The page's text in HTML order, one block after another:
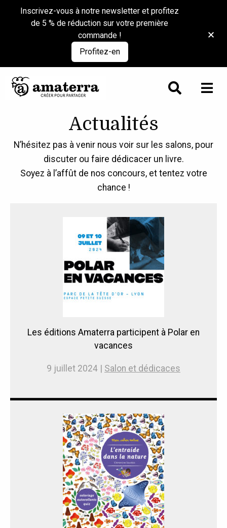
Actualités
N’hésitez pas à venir nous voir sur les salons, pour
discuter ou faire dédicacer un livre.
Soyez à l’affût de nos concours, et tentez votre
chance !
Les éditions Amaterra participent à Polar en
vacances
9 juillet 2024 | Salon et dédicaces
Inscrivez-vous à notre newsletter et profitez
de 5 % de réduction sur votre première
commande !
Profitez-en